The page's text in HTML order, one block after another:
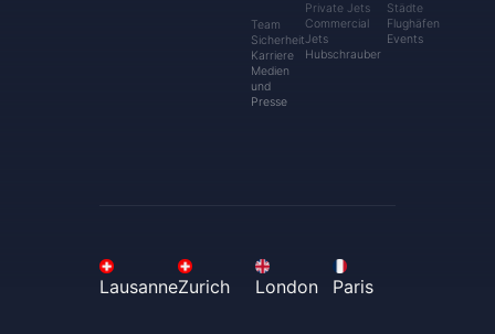
Team
Sicherheit
Karriere
Medien
und
Presse
Private Jets
Commercial
Jets
Hubschrauber
Städte
Flughäfen
Events
LausanneZurich London Paris